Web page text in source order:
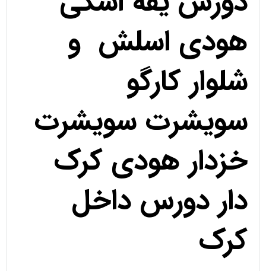
هودی اسلش و
شلوار کارگو
سویشرت سویشرت
خزدار هودی کرک
دار دورس داخل
کرک